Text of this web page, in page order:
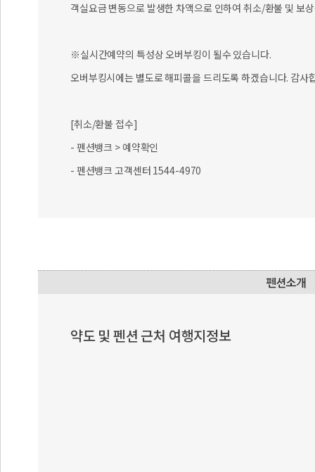
객실요금 변동으로 발생한 차액으로 인하여 취소/환불 및 보
※실시간예약의 특성상 오버부킹이 될수 있습니다.
오버부킹시에는 별도로 해피콜을 드리도록 하겠습니다. 감사
[취소/환불 접수]
- 펜션뱅크 > 예약확인
- 펜션뱅크 고객센터 1544-4970
약도 및 펜션 근처 여행지정보